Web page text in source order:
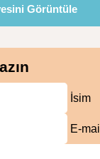
Görüntüle
İsim
E-mail